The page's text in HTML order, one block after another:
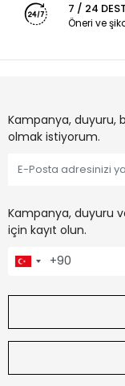
7 / 24
Öneri ve
Kampanya, duyuru,
olmak istiyorum.
Kampanya, duyuru
için kayıt olun.